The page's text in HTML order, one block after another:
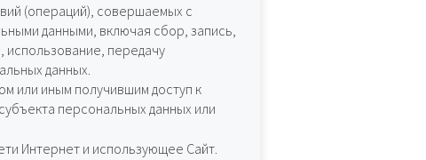
(операций), совершаемых с
данными, включая сбор, запись,
использование, передачу
данных.
или иным получившим доступ к
персональных данных или
Интернет и использующее Сайт.